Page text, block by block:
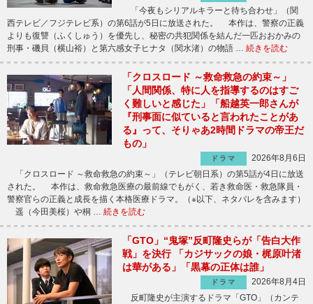
「今夜もシリアルキラーと待ち合わせ」（関
西テレビ／フジテレビ系）の第6話が5日に放送された。 本作は、警察の正義
よりも復讐（ふくしゅう）を優先し、秘密の共犯関係を結んだ一匹おおかみの
刑事・磯貝（横山裕）と第六感女子ヒナタ（関水渚）の物語 … 続きを読む
「クロスロード ～救命救急の約束～」
「人間関係、特に人を指導するのはすご
く難しいと感じた」「船越英一郎さんが
『刑事面に似ていると言われたことがあ
る』って、そりゃあ2時間ドラマの帝王だ
もの」
ドラマ
2026年8月6日
「クロスロード ～救命救急の約束～」（テレビ朝日系）の第5話が4日に放送
された。 本作は、救命救急医療の最前線でもがく、若き救命医・救急隊員・
警察官らの正義と成長を描く本格医療ドラマ。（※以下、ネタバレを含みます）
遥（今田美桜）や桐 … 続きを読む
「GTO」“鬼塚”反町隆史らが「告白大作
戦」を決行 「カジサックの娘・梶原叶渚
は華がある」「黒幕の正体は誰」
ドラマ
2026年8月4日
反町隆史が主演するドラマ「GTO」（カンテ